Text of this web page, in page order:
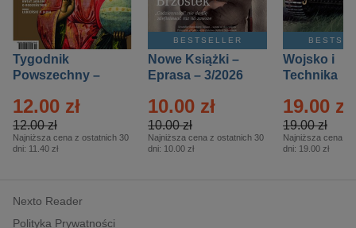
Tygodnik
Powszechny –
12.00 zł
12.00 zł
Najniższa cena z ostatnich 30
dni: 11.40 zł
BESTSELLER
Nowe Książki –
Eprasa – 3/2026
10.00 zł
10.00 zł
Najniższa cena z ostatnich 30
dni: 10.00 zł
Wojsko i
Technika
– 2/2026
19.00 zł
19.00 zł
Najniższa cena z
dni: 19.00 zł
Nexto Reader
Polityka Prywatności